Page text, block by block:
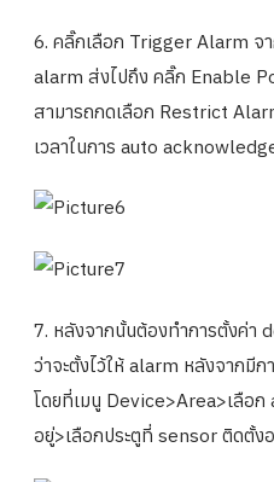
6. คลิ๊กเลือก Trigger Alarm จ
alarm ส่งไปถึง คลิ๊ก Enable
สามารถกดเลือก Restrict
เวลาในการ auto
7. หลังจากนั้นต้องทำการตั้งค่า
ว่าจะตั้งไว้ให้ alarm หลังจากมีก
โดยที่เมนู Device>Area>เลือ
อยู่>เลือกประตูที่ sensor ติดตั้ง